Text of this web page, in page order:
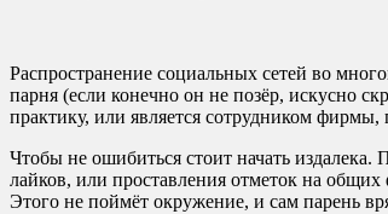
Распространение социальных сетей во
парня (если конечно он не позёр, искусно
практику, или является сотрудником фирмы,
Чтобы не ошибиться стоит начать издалека.
лайков, или проставления отметок на
Этого не поймёт окружение, и сам парень